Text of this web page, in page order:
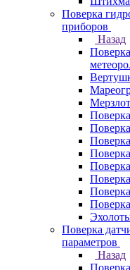
Поверка
приборов
Назад
Поверка
параметров
Назад